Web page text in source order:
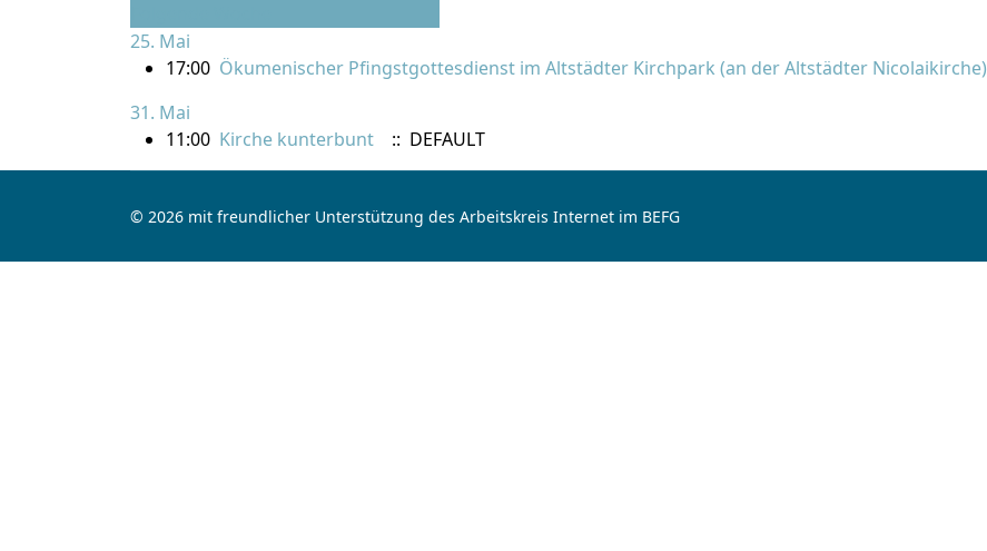
25. Mai
17:00 Ökumenischer Pfingstgottesdienst im Altstädter Kirchpark (an der Altstädter Nicolaikirche)
31. Mai
11:00 Kirche kunterbunt :: DEFAULT
© 2026 mit freundlicher Unterstützung des Arbeitskreis Internet im BEFG